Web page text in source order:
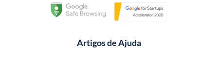
Artigos de Ajuda